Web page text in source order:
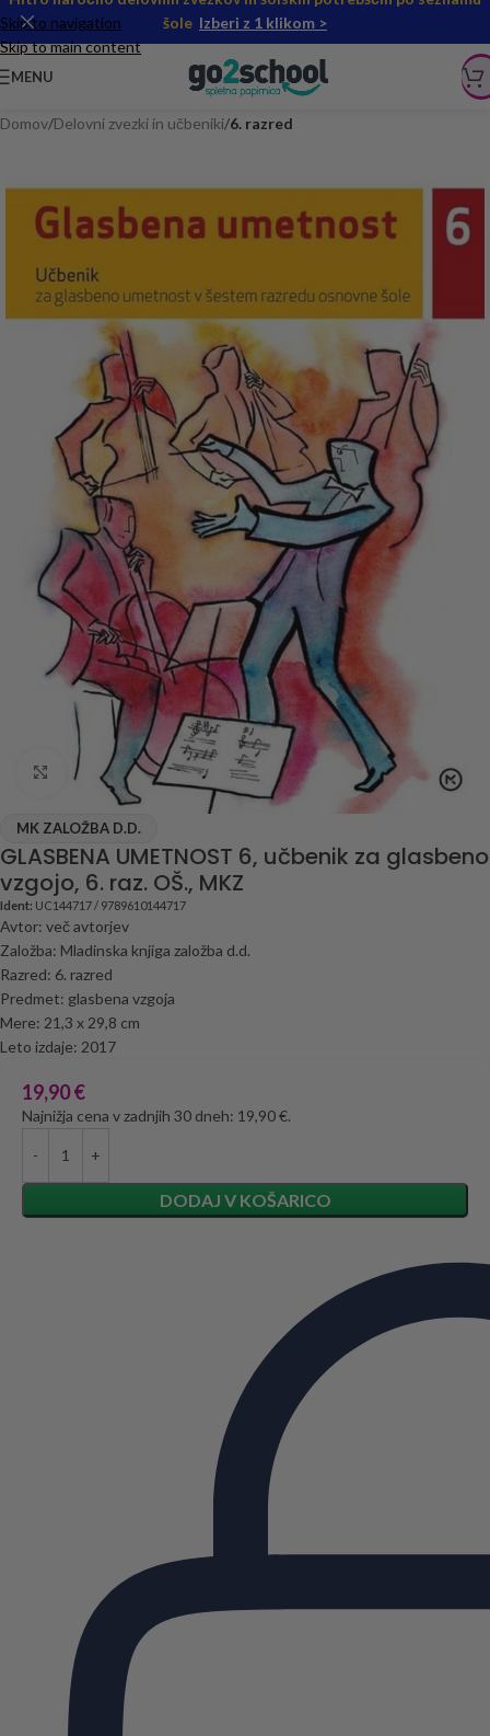
Skip to navigation
Skip to main content
šole Izberi z 1 klikom >
MENU
Domov Delovni zvezki in učbeniki 6. razred
Click to enlarge
MK ZALOŽBA D.D.
GLASBENA UMETNOST 6, učbenik za glasbeno
vzgojo, 6. raz. OŠ., MKZ
Ident: UC144717 / 9789610144717
Avtor: več avtorjev
Založba: Mladinska knjiga založba d.d.
Razred: 6. razred
Predmet: glasbena vzgoja
Mere: 21,3 x 29,8 cm
Leto izdaje: 2017
19,90€
Najnižja cena v zadnjih 30 dneh: 19,90 €.
DODAJ V KOŠARICO